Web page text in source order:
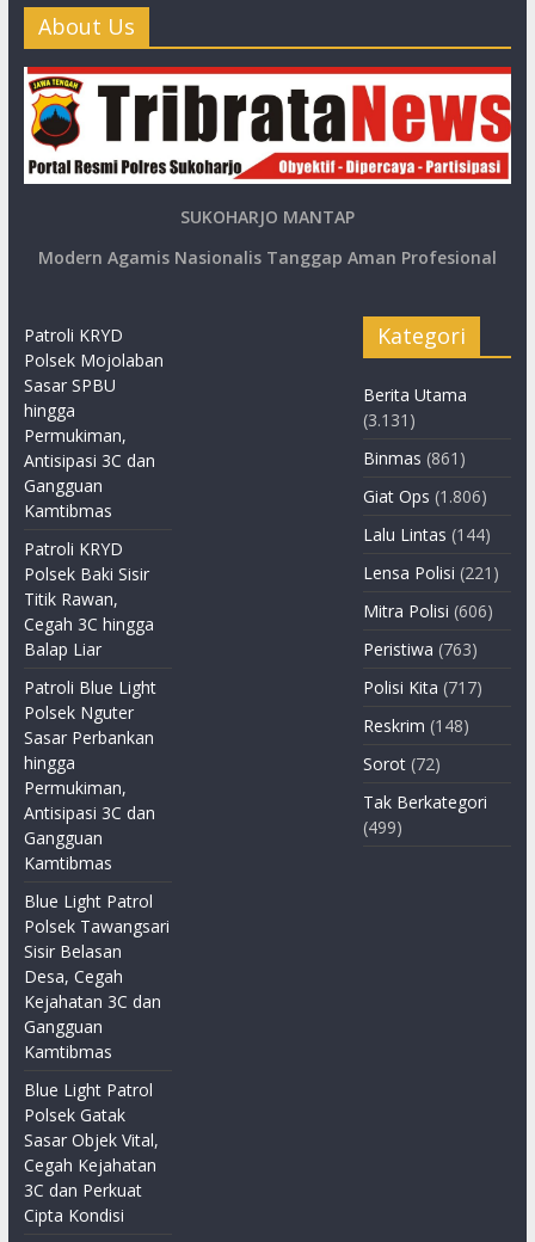
About Us
SUKOHARJO MANTAP
Modern Agamis Nasionalis Tanggap Aman Profesional
Patroli KRYD
Polsek Mojolaban
Sasar SPBU
hingga
Permukiman,
Antisipasi 3C dan
Gangguan
Kamtibmas
Patroli KRYD
Polsek Baki Sisir
Titik Rawan,
Cegah 3C hingga
Balap Liar
Patroli Blue Light
Polsek Nguter
Sasar Perbankan
hingga
Permukiman,
Antisipasi 3C dan
Gangguan
Kamtibmas
Blue Light Patrol
Polsek Tawangsari
Sisir Belasan
Desa, Cegah
Kejahatan 3C dan
Gangguan
Kamtibmas
Blue Light Patrol
Polsek Gatak
Sasar Objek Vital,
Cegah Kejahatan
3C dan Perkuat
Cipta Kondisi
Kategori
Berita Utama
(3.131)
Binmas (861)
Giat Ops (1.806)
Lalu Lintas (144)
Lensa Polisi (221)
Mitra Polisi (606)
Peristiwa (763)
Polisi Kita (717)
Reskrim (148)
Sorot (72)
Tak Berkategori
(499)